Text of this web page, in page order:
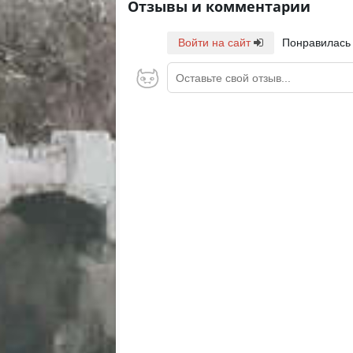
Отзывы и комментарии
Войти на сайт Понравилась
Оставьте свой отзыв...